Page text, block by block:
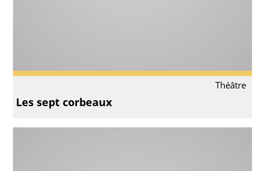
Théâtre
Les sept corbeaux